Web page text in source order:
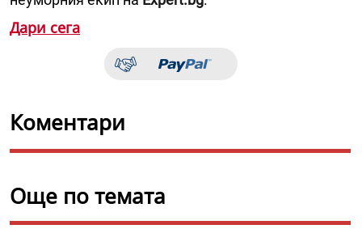
Дари сега
Коментари
Още по темата